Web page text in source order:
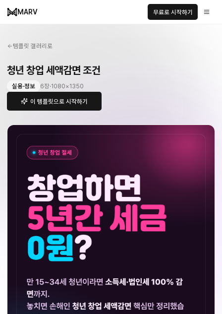
MARV 무료로 시작하기
템플릿 갤러리로
청년 창업 세액감면 조건
실용·정보 6장·1080×1350
이 템플릿으로 시작하기